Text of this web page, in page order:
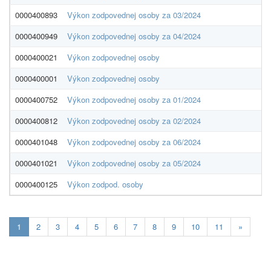
0000400893
Výkon zodpovednej osoby za 03/2024
0000400949
Výkon zodpovednej osoby za 04/2024
0000400021
Výkon zodpovednej osoby
0000400001
Výkon zodpovednej osoby
0000400752
Výkon zodpovednej osoby za 01/2024
0000400812
Výkon zodpovednej osoby za 02/2024
0000401048
Výkon zodpovednej osoby za 06/2024
0000401021
Výkon zodpovednej osoby za 05/2024
0000400125
Výkon zodpod. osoby
1 Aktualna-
stranka
2 3 4 5 6 7 8 9 10 11 »